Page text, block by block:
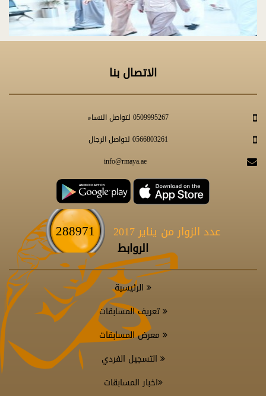
الاتصال بنا
0509995267 لتواصل النساء
0566803261 لتواصل الرجال
info@rmaya.ae
عدد الزوار من يناير 2017 288971
الروابط
الرئيسية
تعريف المسابقات
معرض المسابقات
التسجيل الفردي
اخبار المسابقات